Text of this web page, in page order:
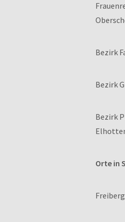
Bezirk
Bezirk
Bezirk
Orte in
Freiberg